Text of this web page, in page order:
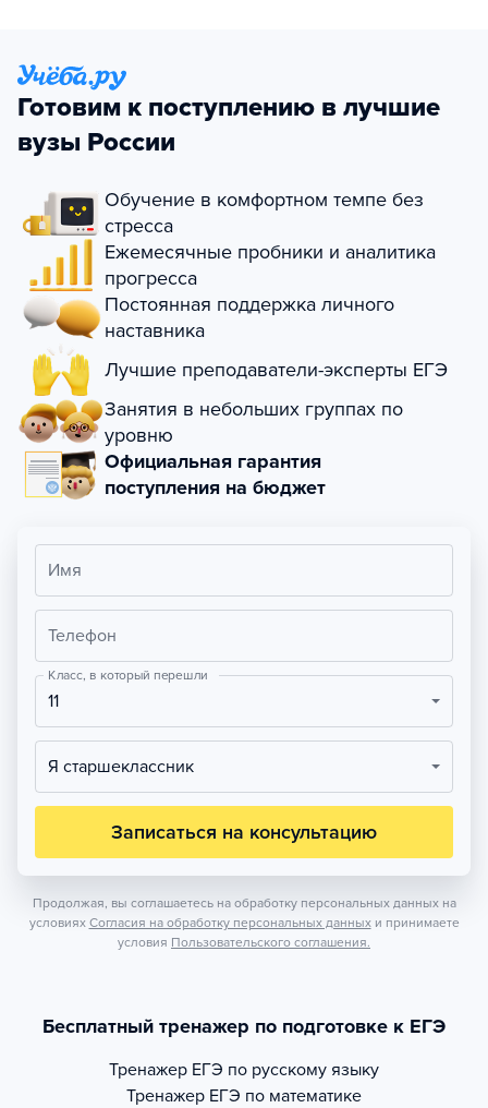
Готовим к поступлению в лучшие
вузы России
Обучение в комфортном темпе без
стресса
Ежемесячные пробники и аналитика
прогресса
Постоянная поддержка личного
наставника
Лучшие преподаватели-эксперты ЕГЭ
Занятия в небольших группах по
уровню
Официальная гарантия
поступления на бюджет
Имя
Телефон
Класс, в который перешли
11
Я старшеклассник
Записаться на консультацию
Продолжая, вы соглашаетесь на обработку персональных данных на
условиях Согласия на обработку персональных данных и принимаете
условия Пользовательского соглашения.
Бесплатный тренажер по подготовке к ЕГЭ
Тренажер ЕГЭ по русскому языку
Тренажер ЕГЭ по математике